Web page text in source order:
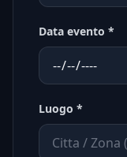
Data evento *
Luogo *